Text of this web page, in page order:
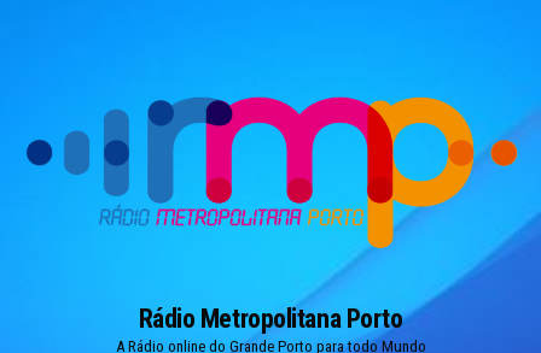
Rádio Metropolitana Porto
A Rádio online do Grande Porto para todo Mundo